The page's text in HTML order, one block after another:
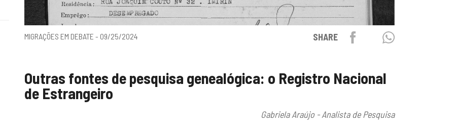
MIGRAÇÕES EM DEBATE - 09/25/2024 SHARE FacebookTwitterWhatsapp
Outras fontes de pesquisa genealógica: o Registro Nacional
de Estrangeiro
Gabriela Araújo - Analista de Pesquisa